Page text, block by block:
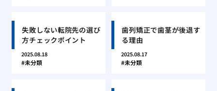
失敗しない転院先の選び
方チェックポイント
2025.08.18
未分類
歯列矯正で歯茎が後退す
る理由
2025.08.17
未分類